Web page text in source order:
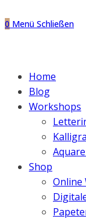
0 Menü Schließen
Home
Blog
Workshops
Shop
Online